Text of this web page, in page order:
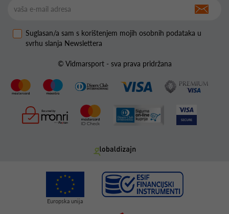
Suglasan/a sam s korištenjem mojih osobnih podataka u
svrhu slanja Newslettera
© Vidmarsport - sva prava pridržana